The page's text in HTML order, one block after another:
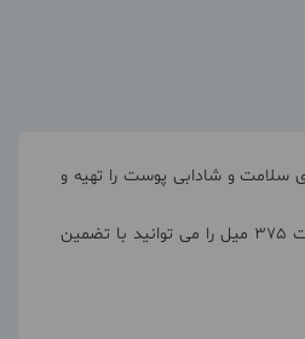
سلامت و شادابی پوست را تهیه و
کرم پمپی آبرسان هندولوژی صورتی به راحتی و سریع جذب پوست می شود و دارای آنتی اکسیدان برای آبرسانی بهتر پوست است. کرم پمپی آبرسان هندولوژی صورتی مدل سافت اپریکات 375 میل را می توانید با تضمین